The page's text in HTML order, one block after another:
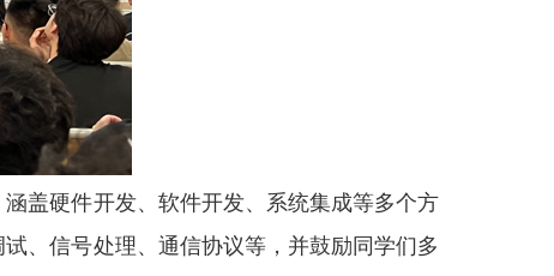
盖硬件开发、软件开发、系统集成等多个方
、信号处理、通信协议等，并鼓励同学们多